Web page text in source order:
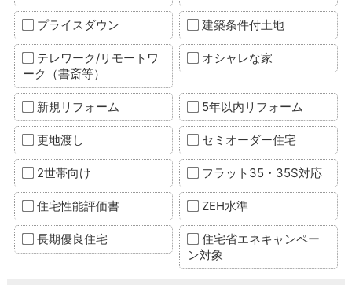
プライスダウン 建築条件付土地
テレワーク/リモートワ
ーク（書斎等）
オシャレな家
新規リフォーム 5年以内リフォーム
更地渡し セミオーダー住宅
2世帯向け フラット35・35S対応
住宅性能評価書 ZEH水準
長期優良住宅
住宅省エネキャンペー
ン対象